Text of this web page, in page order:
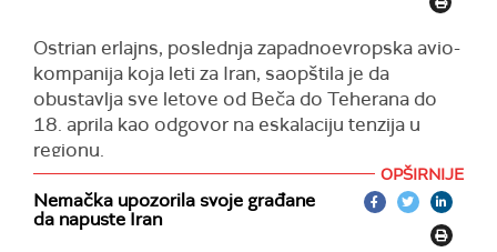
Ostrian erlajns, poslednja zapadnoevropska avio-
kompanija koja leti za Iran, saopštila je da
obustavlja sve letove od Beča do Teherana do
18. aprila kao odgovor na eskalaciju tenzija u
regionu.
Austrijska avio-kompanija je nastavila da leti za
iransku prestonicu duže nego njena matična kuća
nemačka Lufthanza, jer je Beč bliže Teheranu, što
OPŠIRNIJE
Nemačka upozorila svoje građane
da napuste Iran